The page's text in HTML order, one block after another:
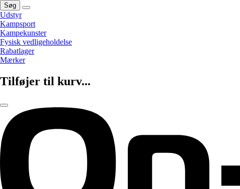
Søg
Udstyr
Kampsport
Kampekunster
Fysisk vedligeholdelse
Rabatlager
Mærker
Tilføjer til kurv...